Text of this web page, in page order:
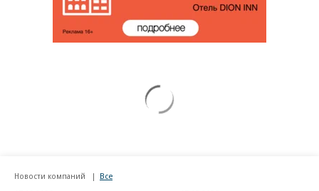
Новости компаний Все